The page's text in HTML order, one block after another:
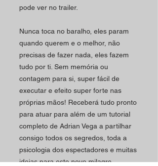
pode ver no trailer.
Nunca toca no baralho, eles param
quando querem e o melhor, não
precisas de fazer nada, eles fazem
tudo por ti. Sem memória ou
contagem para si, super fácil de
executar e efeito super forte nas
próprias mãos! Receberá tudo pronto
para atuar para além de um tutorial
completo de Adrian Vega a partilhar
consigo todos os segredos, toda a
psicologia dos espectadores e muitas
ideias para este novo milagre.